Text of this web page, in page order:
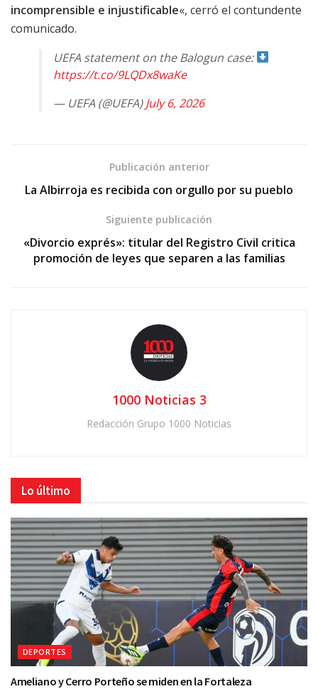
incomprensible e injustificable«, cerró el contundente
comunicado.
UEFA statement on the Balogun case:
https://t.co/9LQDx8waKe
— UEFA (@UEFA)July 6, 2026
Publicación anterior
La Albirroja es recibida con orgullo por su pueblo
Siguiente publicación
«Divorcio exprés»: titular del Registro Civil critica
promoción de leyes que separen a las familias
1000 Noticias 3
Redacción Grupo 1000 Noticias
Lo último
DEPORTES
Ameliano y Cerro Porteño se miden en la Fortaleza